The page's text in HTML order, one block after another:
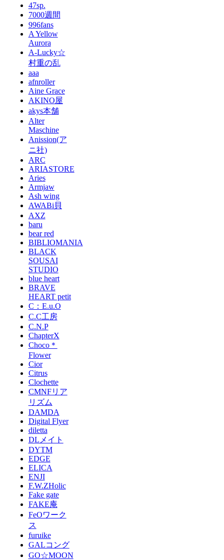
47sp.
7000週間
996fans
A Yellow
Aurora
A-Lucky☆
村重の乱
aaa
afnroller
Aine Grace
AKINO屋
akys本舗
Alter
Maschine
Anission(ア
ニ社)
ARC
ARIASTORE
Aries
Armjaw
Ash wing
AWABi貝
AXZ
baru
bear red
BIBLIOMANIA
BLACK
SOUSAI
STUDIO
blue heart
BRAVE
HEART petit
C：E.u.O
C.C工房
C.N.P
ChapterX
Choco＊
Flower
Cior
Citrus
Clochette
CMNFリア
リズム
DAMDA
Digital Flyer
diletta
DLメイト
DYTM
EDGE
ELICA
ENJI
F.W.ZHolic
Fake gate
FAKE庵
FeOワーク
ス
furuike
GALコング
GO☆MOON